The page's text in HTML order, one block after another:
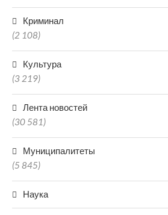
Криминал
(2 108)
Культура
(3 219)
Лента новостей
(30 581)
Муниципалитеты
(5 845)
Наука